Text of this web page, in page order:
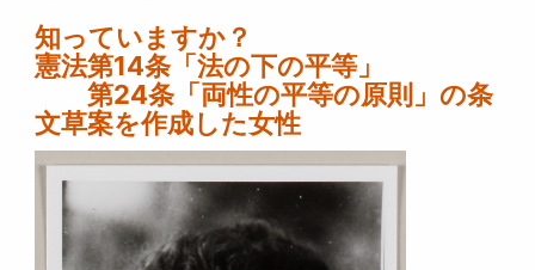
知っていますか？
憲法第14条「法の下の平等」
第24条「両性の平等の原則」の条
文草案を作成した女性